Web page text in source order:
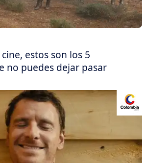
estos son los 5
no puedes dejar pasar